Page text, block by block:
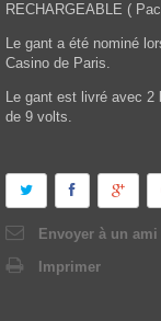
RECHARGEABLE (
Le gant a été nominé
Casino de Paris.
Le gant est livré avec
de 9 volts.
Envoyer à un ami
Imprimer